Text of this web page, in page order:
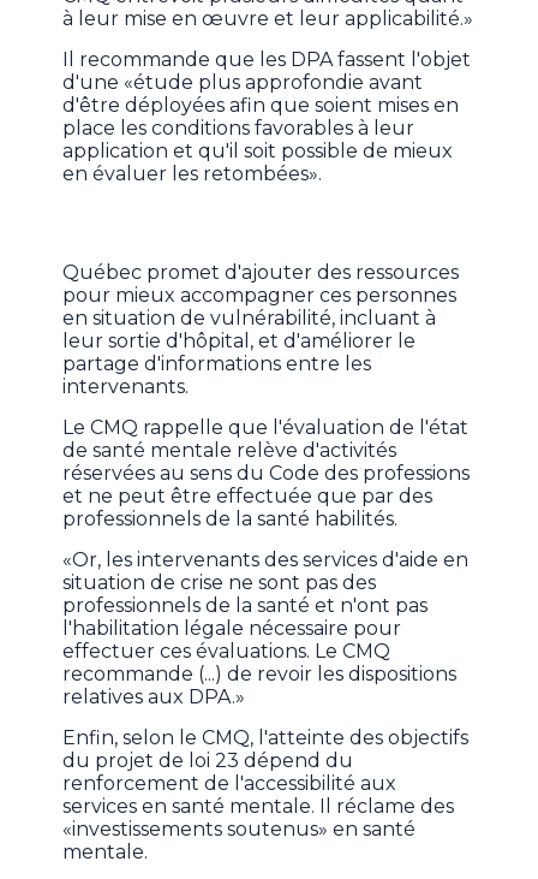
à leur mise en œuvre et leur applicabilité.»
Il recommande que les DPA fassent l'objet
d'une «étude plus approfondie avant
d'être déployées afin que soient mises en
place les conditions favorables à leur
application et qu'il soit possible de mieux
en évaluer les retombées».
Québec promet d'ajouter des ressources
pour mieux accompagner ces personnes
en situation de vulnérabilité, incluant à
leur sortie d'hôpital, et d'améliorer le
partage d'informations entre les
intervenants.
Le CMQ rappelle que l'évaluation de l'état
de santé mentale relève d'activités
réservées au sens du Code des professions
et ne peut être effectuée que par des
professionnels de la santé habilités.
«Or, les intervenants des services d'aide en
situation de crise ne sont pas des
professionnels de la santé et n'ont pas
l'habilitation légale nécessaire pour
effectuer ces évaluations. Le CMQ
recommande (...) de revoir les dispositions
relatives aux DPA.»
Enfin, selon le CMQ, l'atteinte des objectifs
du projet de loi 23 dépend du
renforcement de l'accessibilité aux
services en santé mentale. Il réclame des
«investissements soutenus» en santé
mentale.